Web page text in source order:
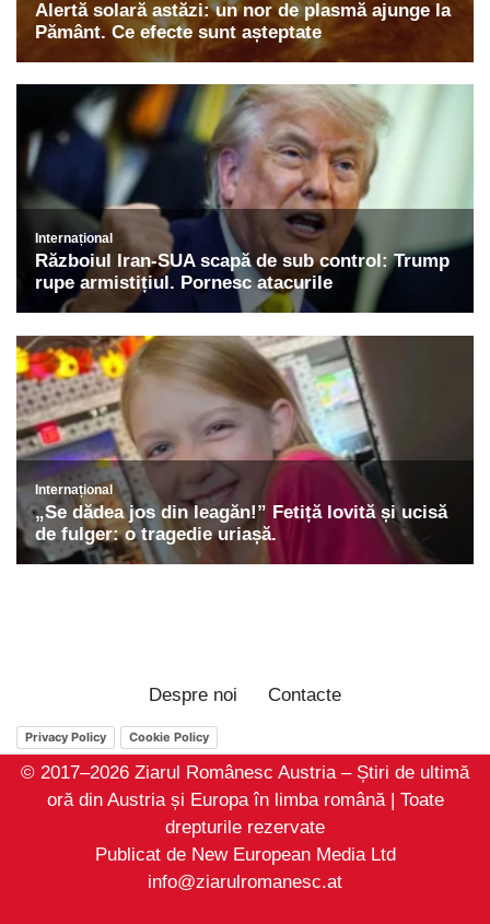
Despre noi Contacte
Privacy Policy Cookie Policy
© 2017–2026 Ziarul Românesc Austria – Știri de ultimă
oră din Austria și Europa în limba română | Toate
drepturile rezervate
Publicat de New European Media Ltd
info@ziarulromanesc.at